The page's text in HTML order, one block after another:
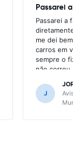
Passarei a
Passarei a
diretamente
me dei bem
carros em
sempre o fiz
não correu
J
Avis